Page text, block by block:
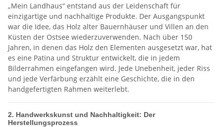
„Mein Landhaus“ entstand aus der Leidenschaft für
einzigartige und nachhaltige Produkte. Der Ausgangspunkt
war die Idee, das Holz alter Bauernhäuser und Villen an den
Küsten der Ostsee wiederzuverwenden. Nach über 150
Jahren, in denen das Holz den Elementen ausgesetzt war, hat
es eine Patina und Struktur entwickelt, die in jedem
Bilderrahmen eingefangen wird. Jede Unebenheit, jeder Riss
und jede Verfärbung erzählt eine Geschichte, die in den
handgefertigten Rahmen weiterlebt.
2. Handwerkskunst und Nachhaltigkeit: Der
Herstellungsprozess